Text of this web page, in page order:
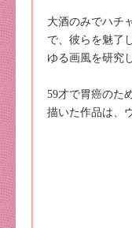
大酒のみでハチ
で、彼らを魅了
ゆる画風を研究
59才で胃癌のた
描いた作品は、